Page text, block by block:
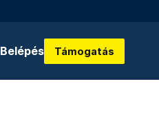
Belépés Támogatás